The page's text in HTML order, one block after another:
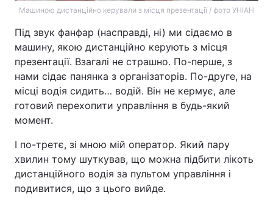
Машиною дистанційно керували з місця презентації / фото УНІАН
Під звук фанфар (насправді, ні) ми сідаємо в
машину, якою дистанційно керують з місця
презентації. Взагалі не страшно. По-перше, з
нами сідає панянка з організаторів. По-друге, на
місці водія сидить… водій. Він не кермує, але
готовий перехопити управління в будь-який
момент.
І по-третє, зі мною мій оператор. Який пару
хвилин тому шуткував, що можна підбити лікоть
дистанційного водія за пультом управління і
подивитися, що з цього вийде.